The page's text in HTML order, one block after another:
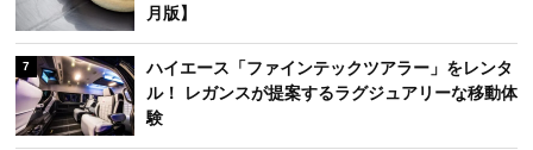
月版】
7
ハイエース「ファインテックツアラー」をレンタ
ル！ レガンスが提案するラグジュアリーな移動体
験